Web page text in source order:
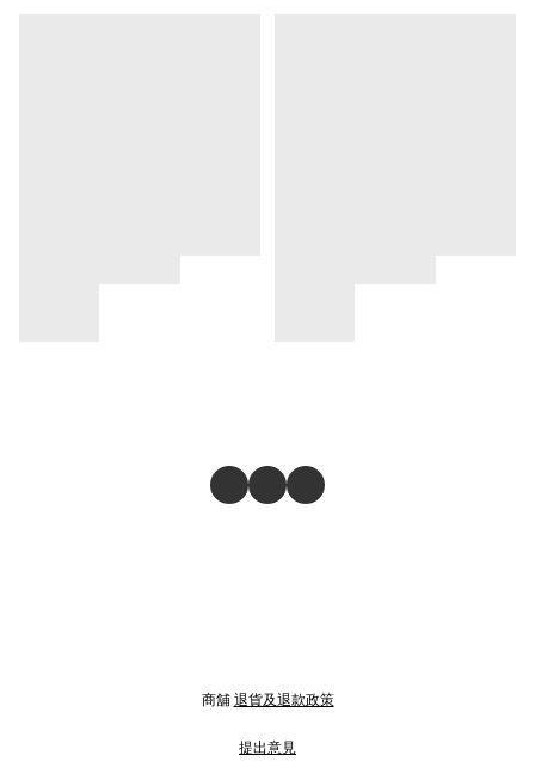
商舖 退貨及退款政策
提出意見